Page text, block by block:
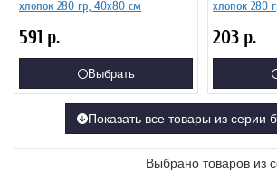
хлопок 280 гр, 40х80 см
591 р.
Выбрать
хлопок 280
203 р.
Показать все товары из серии
Выбрано товаров из